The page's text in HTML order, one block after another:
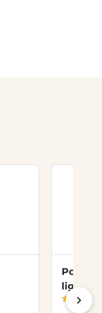
ligne